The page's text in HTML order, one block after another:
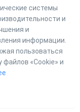
системы
и
и
информации.
пользоваться
файлов «Cookie» и